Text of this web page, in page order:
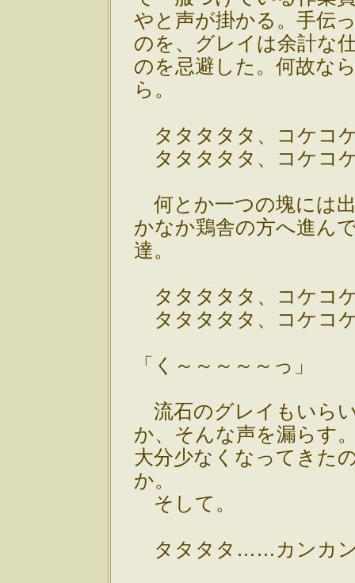
やと声が掛かる。手伝
のを、グレイは余計な
のを忌避した。何故な
ら。
タタタタタ、コケコ
タタタタタ、コケコ
何とか一つの塊には
かなか鶏舎の方へ進ん
達。
タタタタタ、コケコ
タタタタタ、コケコ
「く～～～～～っ」
流石のグレイもいら
か、そんな声を漏らす
大分少なくなってきた
か。
そして。
タタタタ……カンカ